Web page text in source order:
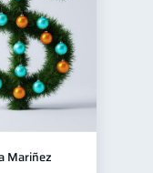
Mariñez